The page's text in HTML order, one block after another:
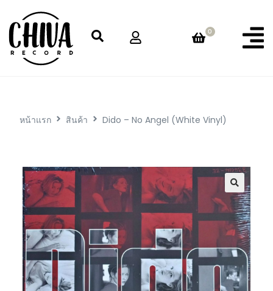
0
หน้าแรก สินค้า Dido – No Angel (White Vinyl)